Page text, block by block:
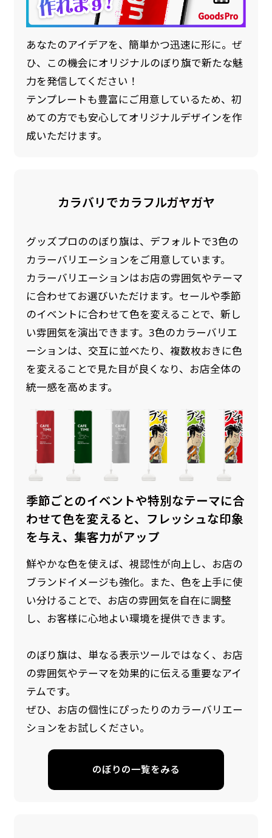
あなたのアイデアを、簡単かつ迅速に形に。ぜ
ひ、この機会にオリジナルのぼり旗で新たな魅
力を発信してください！
テンプレートも豊富にご用意しているため、初
めての方でも安心してオリジナルデザインを作
成いただけます。
カラバリでカラフルガヤガヤ
グッズプロののぼり旗は、デフォルトで3色の
カラーバリエーションをご用意しています。
カラーバリエーションはお店の雰囲気やテーマ
に合わせてお選びいただけます。セールや季節
のイベントに合わせて色を変えることで、新し
い雰囲気を演出できます。3色のカラーバリエ
ーションは、交互に並べたり、複数枚おきに色
を変えることで見た目が良くなり、お店全体の
統一感を高めます。
季節ごとのイベントや特別なテーマに合
わせて色を変えると、フレッシュな印象
を与え、集客力がアップ
鮮やかな色を使えば、視認性が向上し、お店の
ブランドイメージも強化。また、色を上手に使
い分けることで、お店の雰囲気を自在に調整
し、お客様に心地よい環境を提供できます。
のぼり旗は、単なる表示ツールではなく、お店
の雰囲気やテーマを効果的に伝える重要なアイ
テムです。
ぜひ、お店の個性にぴったりのカラーバリエー
ションをお試しください。
のぼりの一覧をみる
防炎加工（納期+1営業日）［ +540円 ］
のぼり旗の防炎加工は、消防法で定められてい
る場所でのぼり旗を使用する際に推奨されてい
ます。防炎加工によってのぼり旗が炎に触れても
燃えにくくなります。（燃えるというより溶け